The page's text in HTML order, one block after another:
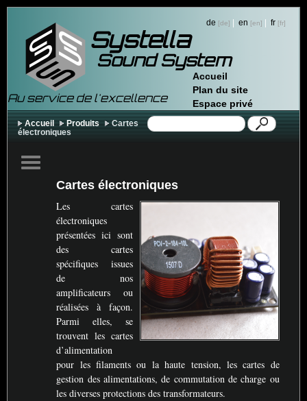
Systella
Au service de l'excellence
Sound System
de | en | fr
Accueil
Plan du site
Espace privé
Accueil Produits
Cartes
électroniques
Cartes électroniques
Les cartes
électroniques
présentées ici sont
des cartes
spécifiques issues
de nos
amplificateurs ou
réalisées à façon.
Parmi elles, se
trouvent les cartes
d’alimentation
pour les filaments ou la haute tension, les cartes de
gestion des alimentations, de commutation de charge ou
les diverses protections des transformateurs.